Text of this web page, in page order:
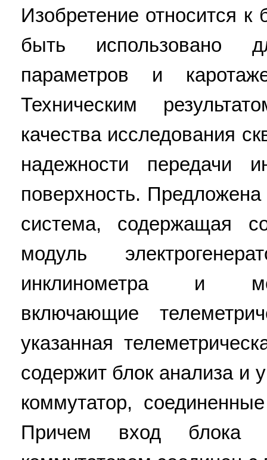
Изобретение относится
быть использовано
параметров и
Техническим
качества исследования
надежности передачи
поверхность.
система, содержащая
модуль
инклинометра и
включающие
указанная
содержит блок анализа и
коммутатор,
Причем вход блока